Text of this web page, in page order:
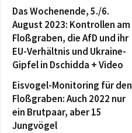
Das Wochenende, 5./6.
August 2023: Kontrollen am
Floßgraben, die AfD und ihr
EU-Verhältnis und Ukraine-
Gipfel in Dschidda + Video
Eisvogel-Monitoring für den
Floßgraben: Auch 2022 nur
ein Brutpaar, aber 15
Jungvögel